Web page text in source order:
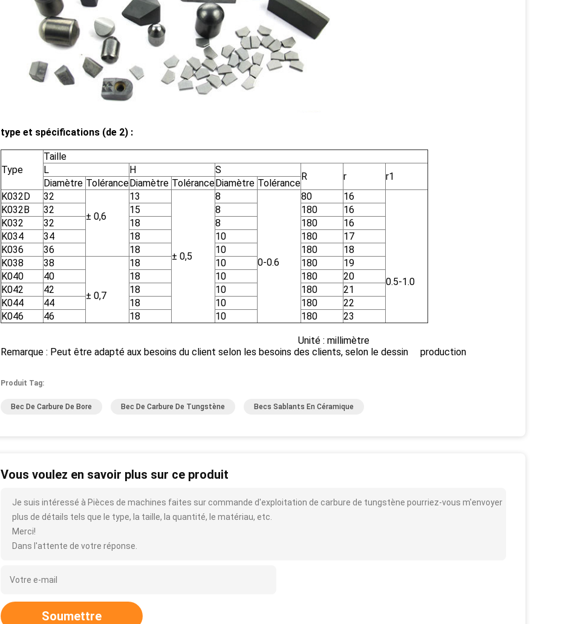
type et spécifications (de 2) :
Type
Taille
L
H S
R r r1
Diamètre ToléranceDiamètre ToléranceDiamètre Tolérance
K032D
32
± 0,6
13
± 0,5
8
0-0.6
80 16
0.5-1.0
K032B 32 15 8 180
16
K032
32 18 8 180
16
K034
34 18 10 180
17
K036
36 18 10 180
18
K038
38
± 0,7
18 10 180
19
K040
40 18 10 180
20
K042
42 18 10 180
21
K044
44 18 10 180
22
K046
46 18 10 180 23
Unité : millimètre
Remarque : Peut être adapté aux besoins du client selon les besoins des clients, selon le dessin production
Produit Tag:
Bec De Carbure De Bore Bec De Carbure De Tungstène Becs Sablants En Céramique
Vous voulez en savoir plus sur ce produit
Je suis intéressé à Pièces de machines faites sur commande d'exploitation de carbure de tungstène pourriez-vous m'envoyer
plus de détails tels que le type, la taille, la quantité, le matériau, etc.
Merci!
Dans l'attente de votre réponse.
Soumettre